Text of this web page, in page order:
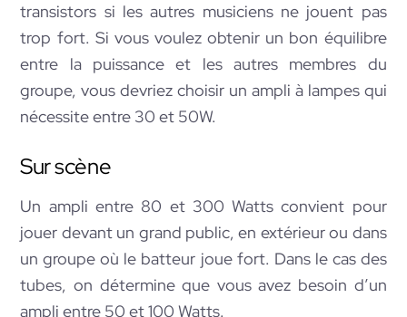
transistors si les autres musiciens ne jouent pas
trop fort. Si vous voulez obtenir un bon équilibre
entre la puissance et les autres membres du
groupe, vous devriez choisir un ampli à lampes qui
nécessite entre 30 et 50W.
Sur scène
Un ampli entre 80 et 300 Watts convient pour
jouer devant un grand public, en extérieur ou dans
un groupe où le batteur joue fort. Dans le cas des
tubes, on détermine que vous avez besoin d’un
ampli entre 50 et 100 Watts.